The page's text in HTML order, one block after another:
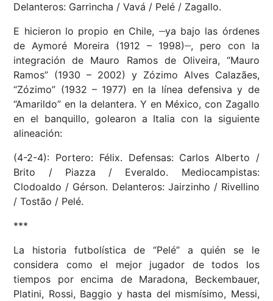
Delanteros: Garrincha / Vavá / Pelé / Zagallo.
E hicieron lo propio en Chile,
ya bajo las órdenes
de Aymoré Moreira (1912 – 1998) , pero con la
integración de Mauro Ramos de Oliveira, “Mauro
Ramos” (1930 – 2002) y Zózimo Alves Calazães,
“Zózimo” (1932 – 1977) en la línea defensiva y de
“Amarildo” en la delantera. Y en México, con Zagallo
en el banquillo, golearon a Italia con la siguiente
alineación:
(4-2-4): Portero: Félix. Defensas: Carlos Alberto /
Brito / Piazza / Everaldo. Mediocampistas:
Clodoaldo / Gérson. Delanteros: Jairzinho / Rivellino
/ Tostão / Pelé.
***
La historia futbolística de “Pelé” a quién se le
considera como el mejor jugador de todos los
tiempos por encima de Maradona, Beckembauer,
Platini, Rossi, Baggio y hasta del mismísimo, Messi,